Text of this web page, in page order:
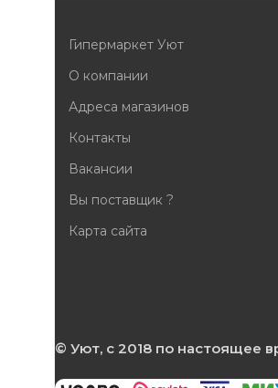
Гипермаркет Уют
О компании
Адреса магазинов
Контакты
Вакансии
Вы поставщик ?
Карта сайта
© Уют, с 2018 по настоящее